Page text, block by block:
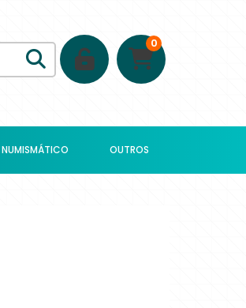
0
NUMISMÁTICO OUTROS